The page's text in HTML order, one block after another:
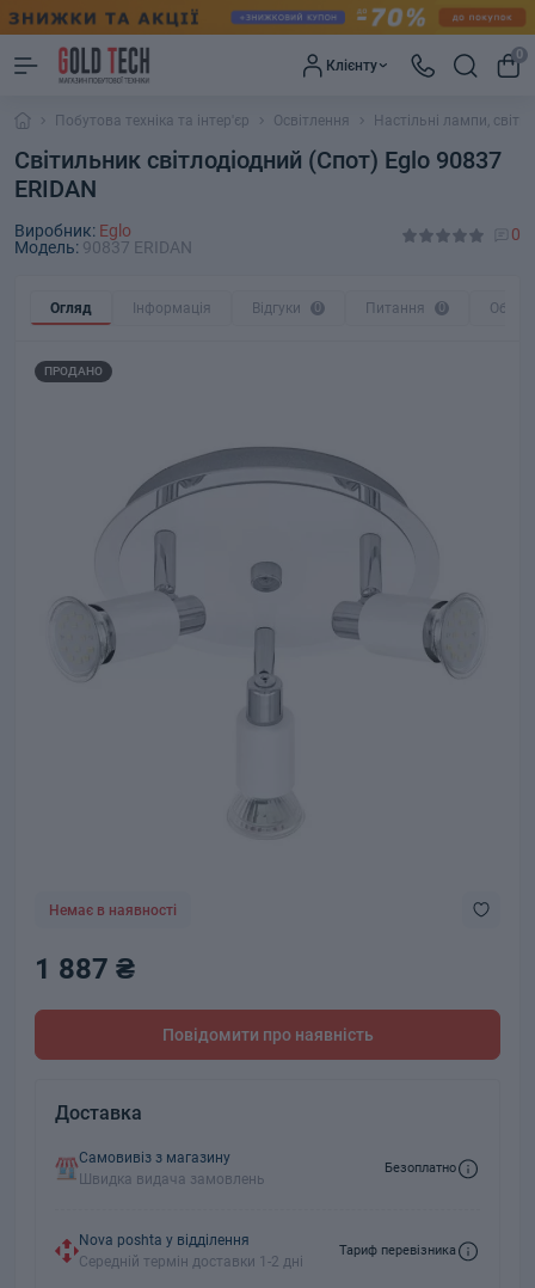
Клієнту
0
Побутова техніка та інтер'єр Освітлення Настільні лампи,
Світильник світлодіодний (Спот) Eglo 90837
ERIDAN
Виробник: Eglo
Модель: 90837 ERIDAN
0
Огляд Інформація Відгуки 0 Питання 0 Обмін
ПРОДАНО
Немає в наявності
1 887 ₴
Повідомити про наявність
Доставка
Самовивіз з магазину
Швидка видача замовлень
Безоплатно
Nova poshta у відділення
Середній термін доставки 1-2 дні
Тариф перевізника